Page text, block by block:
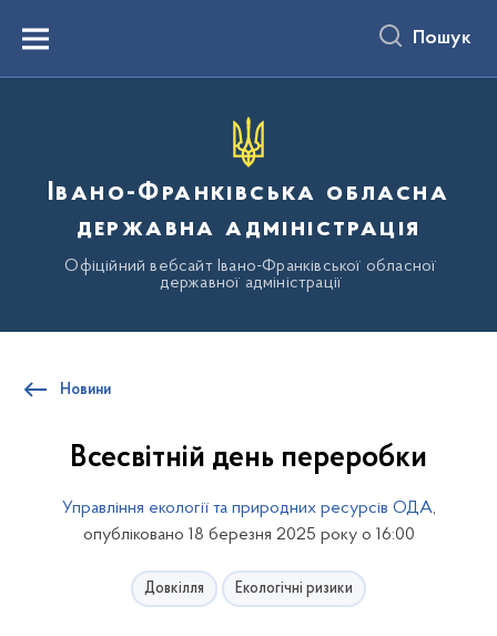
вмістуMenu Пошук
Івано-Франківська обласна
державна адміністрація
Офіційний вебсайт Івано-Франківської обласної
державної адміністрації
Новини
Всесвітній день переробки
Управління екології та природних ресурсів ОДА,
опубліковано 18 березня 2025 року о 16:00
Довкілля Екологічні ризики